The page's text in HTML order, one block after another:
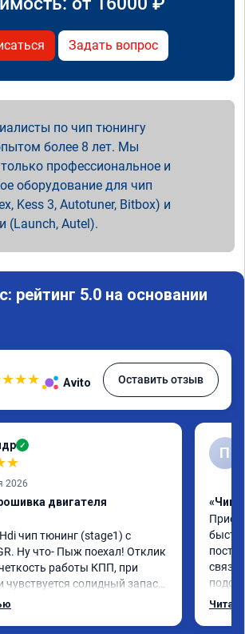
Задать вопрос
по чип тюнингу
более 8 лет. Мы
профессиональное и
оборудование для чип
Kess 3, Autotuner, Bitbox) и
(Launch, Autel).
рейтинг 5.0 на основании
★★★ Avito Оставить отзыв
✓
★
2026
двигателя
чип тюнинг (stage1) с
Ну что- Пыж поехал! Отклик
работы КПП, при
чувствуется солидный запас
постарались на совесть,
П
«Чип